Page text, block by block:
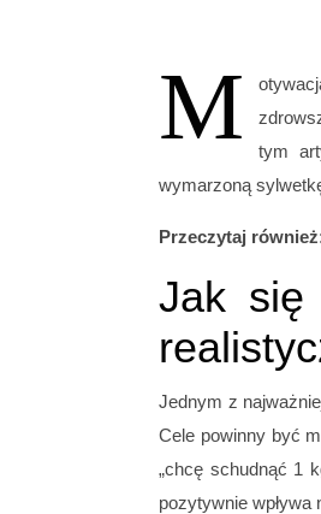
M
tym
wymarzoną
Przeczytaj
Jak się
Jednym z
Cele powinny być
„chcę schudnąć 1
pozytywnie wpływa